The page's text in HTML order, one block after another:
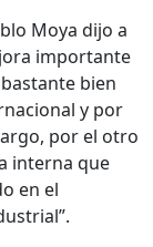
Moya dijo a
importante
bien
y por
por el otro
interna que
en el